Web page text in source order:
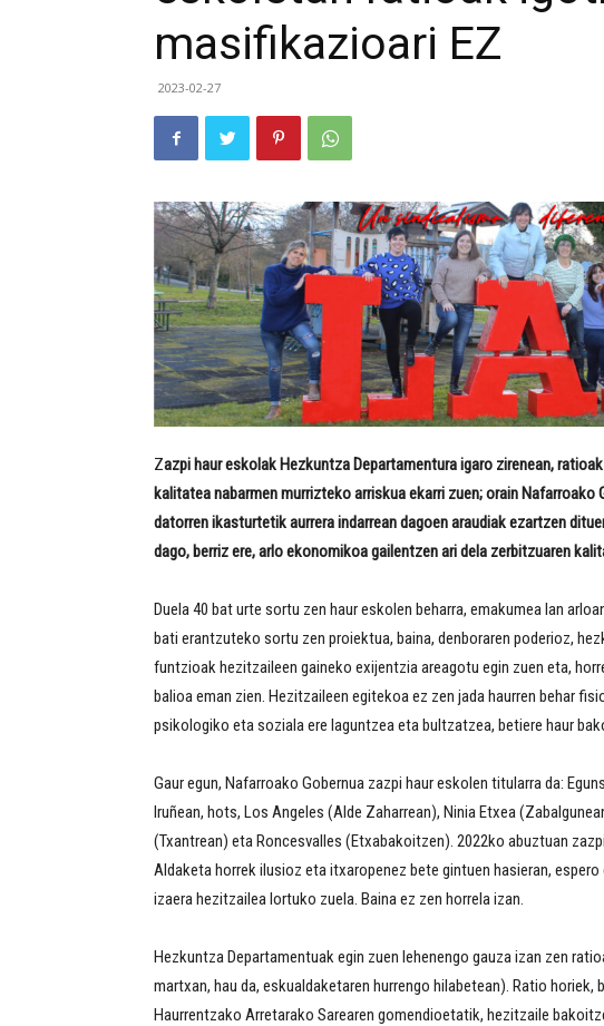
masifikazioari EZ
2023-02-27
Zazpi haur eskolak Hezkuntza Departamentura igaro zirenean,
kalitatea nabarmen murrizteko arriskua ekarri zuen; orain
datorren ikasturtetik aurrera indarrean dagoen araudiak ezartzen
dago, berriz ere, arlo ekonomikoa gailentzen ari dela zerbitzuaren
Duela 40 bat urte sortu zen haur eskolen beharra, emakumea lan
bati erantzuteko sortu zen proiektua, baina, denboraren poderioz,
funtzioak hezitzaileen gaineko exijentzia areagotu egin zuen eta,
balioa eman zien. Hezitzaileen egitekoa ez zen jada haurren behar
psikologiko eta soziala ere laguntzea eta bultzatzea, betiere haur
Gaur egun, Nafarroako Gobernua zazpi haur eskolen titularra da:
Iruñean, hots, Los Angeles (Alde Zaharrean), Ninia Etxea
(Txantrean) eta Roncesvalles (Etxabakoitzen). 2022ko abuztuan
Aldaketa horrek ilusioz eta itxaropenez bete gintuen hasieran,
izaera hezitzailea lortuko zuela. Baina ez zen horrela izan.
Hezkuntza Departamentuak egin zuen lehenengo gauza izan zen
martxan, hau da, eskualdaketaren hurrengo hilabetean). Ratio horiek,
Haurrentzako Arretarako Sarearen gomendioetatik, hezitzaile